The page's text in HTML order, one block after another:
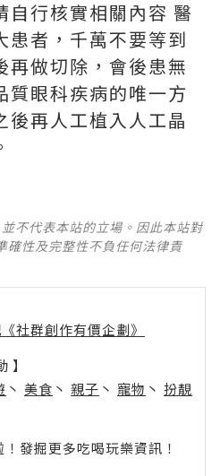
自行核實相關內容 醫
患者，千萬不要等到
做切除，會後患無
質眼科疾病的唯一方
後再人工植入人工晶
不代表本站的立場。因此本站對
確性及完整性不負任何法律責
社群創作有價企劃》
】
丶 美食 丶 親子 丶 寵物 丶 扮靚
發掘更多吃喝玩樂資訊！